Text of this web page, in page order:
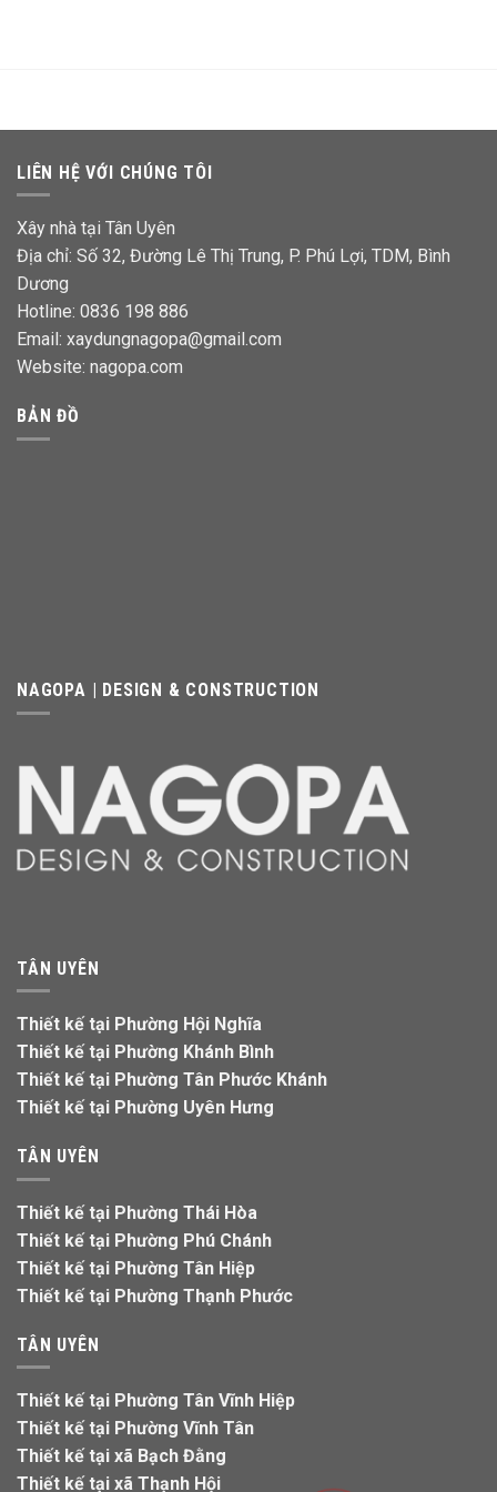
LIÊN HỆ VỚI CHÚNG TÔI
Xây nhà tại Tân Uyên
Địa chỉ: Số 32, Đường Lê Thị Trung, P. Phú Lợi, TDM, Bình
Dương
Hotline: 0836 198 886
Email: xaydungnagopa@gmail.com
Website: nagopa.com
BẢN ĐỒ
NAGOPA | DESIGN & CONSTRUCTION
TÂN UYÊN
Thiết kế tại Phường Hội Nghĩa
Thiết kế tại Phường Khánh Bình
Thiết kế tại Phường Tân Phước Khánh
Thiết kế tại Phường Uyên Hưng
TÂN UYÊN
Thiết kế tại Phường Thái Hòa
Thiết kế tại Phường Phú Chánh
Thiết kế tại Phường Tân Hiệp
Thiết kế tại Phường Thạnh Phước
TÂN UYÊN
Thiết kế tại Phường Tân Vĩnh Hiệp
Thiết kế tại Phường Vĩnh Tân
Thiết kế tại xã Bạch Đằng
Thiết kế tại xã Thạnh Hội